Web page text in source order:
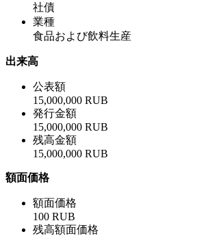
社債
業種
食品および飲料生産
出来高
公表額
15,000,000 RUB
発行金額
15,000,000 RUB
残高金額
15,000,000 RUB
額面価格
額面価格
100 RUB
残高額面価格